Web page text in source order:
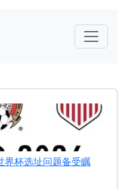
界杯选址问题备受瞩